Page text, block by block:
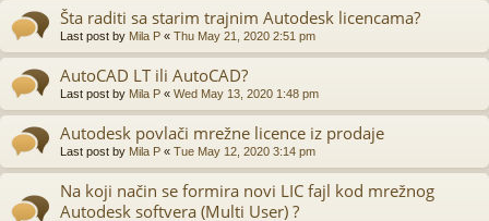
Šta raditi sa starim trajnim Autodesk licencama?
Last post by Mila P « Thu May 21, 2020 2:51 pm
AutoCAD LT ili AutoCAD?
Last post by Mila P « Wed May 13, 2020 1:48 pm
Autodesk povlači mrežne licence iz prodaje
Last post by Mila P « Tue May 12, 2020 3:14 pm
Na koji način se formira novi LIC fajl kod mrežnog
Autodesk softvera (Multi User) ?